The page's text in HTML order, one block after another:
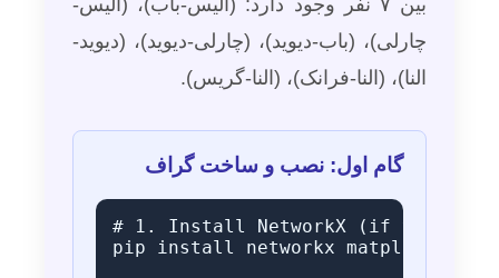
بین ۷ نفر وجود دارد: (آلیس-باب)، (آلیس-
چارلی)، (باب-دیوید)، (چارلی-دیوید)، (دیوید-
النا)، (النا-فرانک)، (النا-گریس).
گام اول: نصب و ساخت گراف
# 1. Install NetworkX (if you
pip install networkx matplotlib